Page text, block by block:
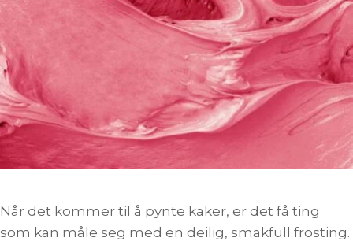
Når det kommer til å pynte kaker, er det få ting
som kan måle seg med en deilig, smakfull frosting.